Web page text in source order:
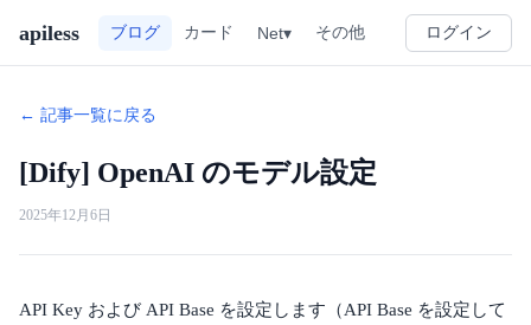
apiless ブログ カード Net▾ その他 ログイン
← 記事一覧に戻る
[Dify] OpenAI のモデル設定
2025年12月6日
API Key および API Base を設定します（API Base を設定して